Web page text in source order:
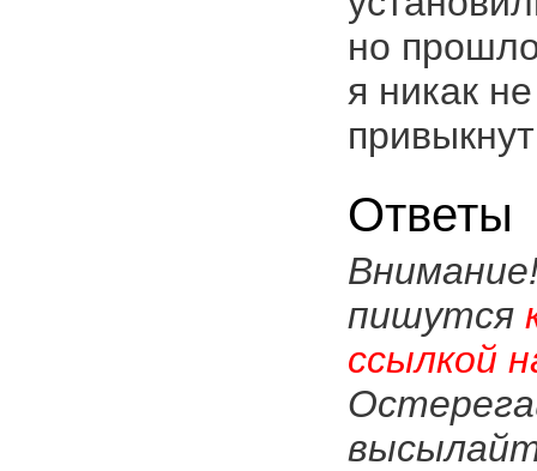
но
я никак
Ответы
пишутся
ссылкой